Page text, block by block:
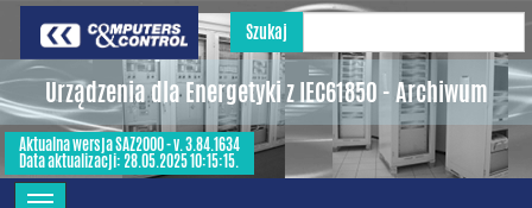
Szukaj
Urządzenia dla Energetyki z IEC61850 - Archiwum
Aktualna wersja SAZ2000 - v. 3.84.1634
Data aktualizacji: 28.05.2025 10:15:15.